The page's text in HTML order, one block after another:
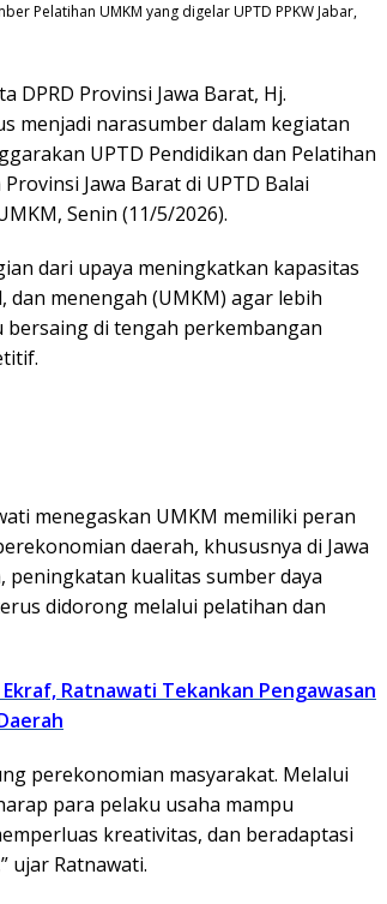
Pelatihan UMKM yang digelar UPTD PPKW Jabar,
DPRD Provinsi Jawa Barat, Hj.
menjadi narasumber dalam kegiatan
UPTD Pendidikan dan Pelatihan
Jawa Barat di UPTD Balai
Senin (11/5/2026).
dari upaya meningkatkan kapasitas
dan menengah (UMKM) agar lebih
di tengah perkembangan
menegaskan UMKM memiliki peran
daerah, khususnya di Jawa
peningkatan kualitas sumber daya
didorong melalui pelatihan dan
Ratnawati Tekankan Pengawasan
perekonomian masyarakat. Melalui
para pelaku usaha mampu
kreativitas, dan beradaptasi
ujar Ratnawati.